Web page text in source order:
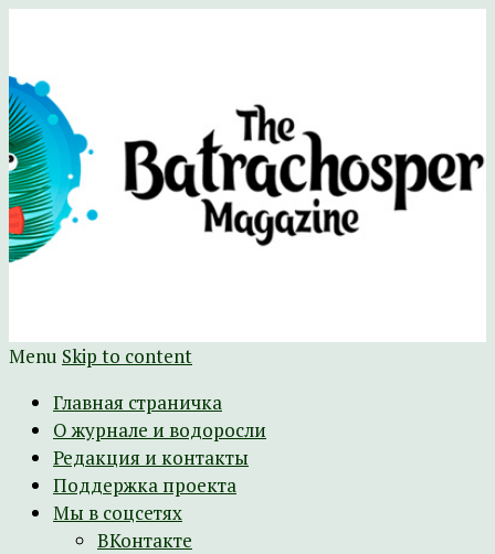
The Batrachospermum Magazine
Батрахоспермум (официальный сайт)
Menu Skip to content
Главная страничка
О журнале и водоросли
Редакция и контакты
Поддержка проекта
Мы в соцсетях
ВКонтакте